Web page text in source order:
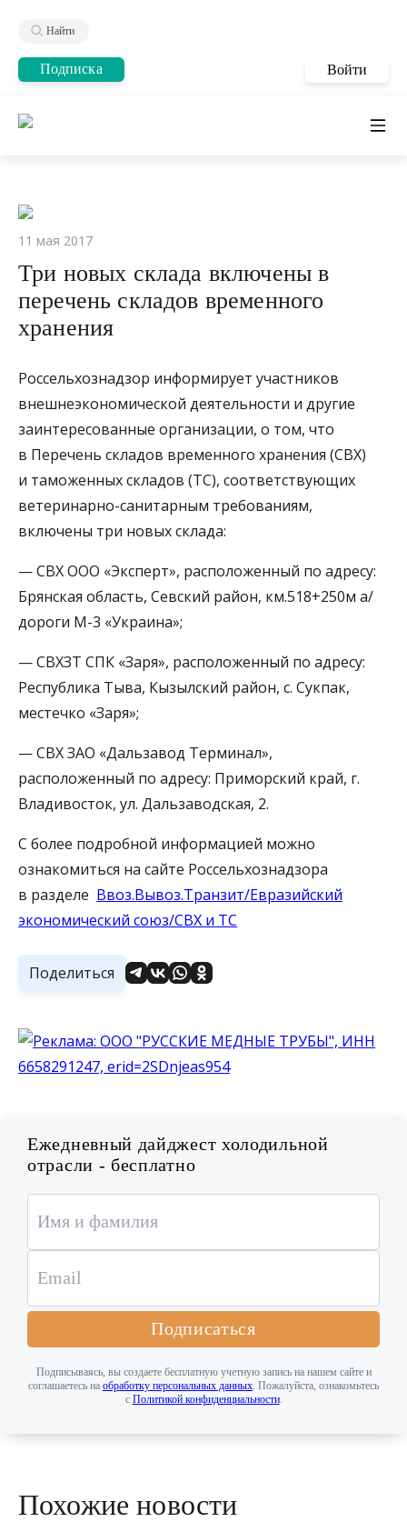
Найти
Подписка Войти
11 мая 2017
Три новых склада включены в
перечень складов временного
хранения
Россельхознадзор информирует участников
внешнеэкономической деятельности и другие
заинтересованные организации, о том, что
в Перечень складов временного хранения (СВХ)
и таможенных складов (ТС), соответствующих
ветеринарно-санитарным требованиям,
включены три новых склада:
— СВХ ООО «Эксперт», расположенный по адресу:
Брянская область, Севский район, км.518+250м а/
дороги М-3 «Украина»;
— СВХЗТ СПК «Заря», расположенный по адресу:
Республика Тыва, Кызылский район, с. Сукпак,
местечко «Заря»;
— СВХ ЗАО «Дальзавод Терминал»,
расположенный по адресу: Приморский край, г.
Владивосток, ул. Дальзаводская, 2.
С более подробной информацией можно
ознакомиться на сайте Россельхознадзора
в разделе Ввоз.Вывоз.Транзит/Евразийский
экономический союз/СВХ и ТС
Поделиться
Ежедневный дайджест холодильной
отрасли - бесплатно
Подписаться
Подписываясь, вы создаете бесплатную учетную запись на нашем сайте и
соглашаетесь на обработку персональных данных . Пожалуйста, ознакомьтесь
с Политикой конфиденциальности.
Похожие новости